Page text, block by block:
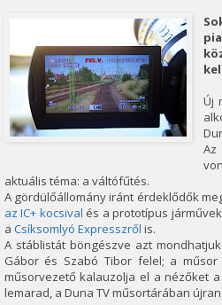
Új
aktuális téma: a váltófűtés.
A gördülőállomány iránt érdeklődők
az IC+ kocsival és a prototípus
a Csíksomlyó Expresszről is.
A stáblistát böngészve azt
Gábor és Szabó Tibor felel; a
műsorvezető kalauzolja el a nézőket
lemarad, a Duna TV műsortárában